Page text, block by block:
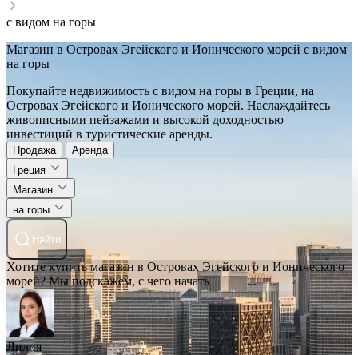
с видом на горы
Магазин в Островах Эгейского и Ионического морей с видом
на горы
Покупайте недвижимость с видом на горы в Греции, на
Островах Эгейского и Ионического морей. Наслаждайтесь
живописными пейзажами и высокой доходностью
инвестиций в туристические аренды.
Продажа
Аренда
Греция
Магазин
на горы
Найти
Хотите купить магазин в Островах Эгейского и Ионического
морей? Мы подскажем, с чего начать
Лилия